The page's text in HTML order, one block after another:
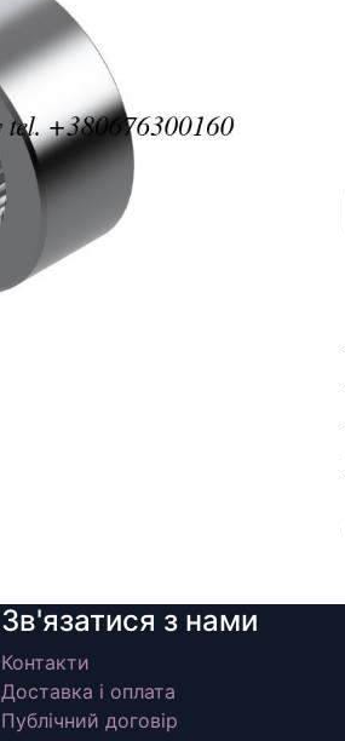
Зв'язатися з нами
Контакти
Доставка і оплата
Публічний договір